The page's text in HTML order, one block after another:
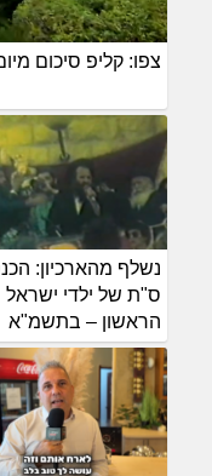
צפו: קליפ סיכום
נשלף מהארכיון:
ס"ת של ילדי ישראל
הראשון – בתשמ"א